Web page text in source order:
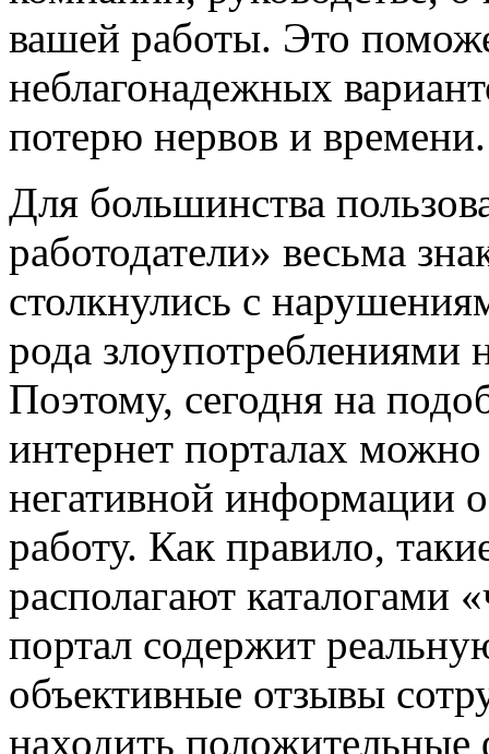
вашей работы. Это
неблагонадежных
потерю нервов и времени.
Для большинства
работодатели» весьма
столкнулись с
рода
Поэтому, сегодня на
интернет порталах
негативной информации
работу. Как правило,
располагают каталогами
портал содержит
объективные отзывы
находить положительные